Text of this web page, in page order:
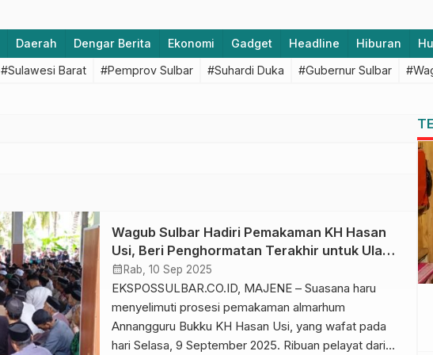
Daerah Dengar Berita Ekonomi Gadget Headline Hiburan
#Sulawesi Barat #Pemprov Sulbar #Suhardi Duka #Gubernur Sulbar
Wagub Sulbar Hadiri Pemakaman KH Hasan
Usi, Beri Penghormatan Terakhir untuk Ulama
Kharismatik
calendar_month Rab, 10 Sep 2025
EKSPOSSULBAR.CO.ID, MAJENE – Suasana haru
menyelimuti prosesi pemakaman almarhum
Annangguru Bukku KH Hasan Usi, yang wafat pada
hari Selasa, 9 September 2025. Ribuan pelayat dari